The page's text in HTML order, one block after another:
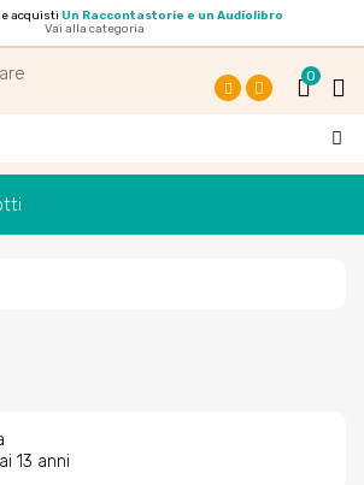
acquisti Un Raccontastorie e un Audiolibro
Vai alla categoria
FacebookInstagram
0
13 anni